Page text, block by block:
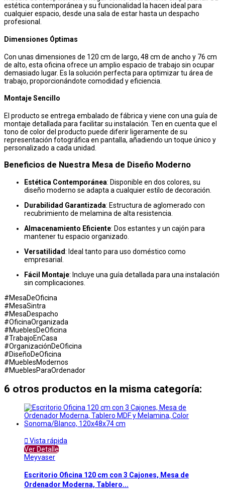
estética contemporánea y su funcionalidad la hacen ideal para
cualquier espacio, desde una sala de estar hasta un despacho
profesional.
Dimensiones Óptimas
Con unas dimensiones de 120 cm de largo, 48 cm de ancho y 76 cm
de alto, esta oficina ofrece un amplio espacio de trabajo sin ocupar
demasiado lugar. Es la solución perfecta para optimizar tu área de
trabajo, proporcionándote comodidad y eficiencia.
Montaje Sencillo
El producto se entrega embalado de fábrica y viene con una guía de
montaje detallada para facilitar su instalación. Ten en cuenta que el
tono de color del producto puede diferir ligeramente de su
representación fotográfica en pantalla, añadiendo un toque único y
personalizado a cada unidad.
Beneficios de Nuestra Mesa de Diseño Moderno
Estética Contemporánea: Disponible en dos colores, su
diseño moderno se adapta a cualquier estilo de decoración.
Durabilidad Garantizada: Estructura de aglomerado con
recubrimiento de melamina de alta resistencia.
Almacenamiento Eficiente: Dos estantes y un cajón para
mantener tu espacio organizado.
Versatilidad: Ideal tanto para uso doméstico como
empresarial.
Fácil Montaje: Incluye una guía detallada para una instalación
sin complicaciones.
#MesaDeOficina
#MesaSintra
#MesaDespacho
#OficinaOrganizada
#MueblesDeOficina
#TrabajoEnCasa
#OrganizaciónDeOficina
#DiseñoDeOficina
#MueblesModernos
#MueblesParaOrdenador
6 otros productos en la misma categoría:
 Vista rápida
Ver Detalle
Meyvaser
Escritorio Oficina 120 cm con 3 Cajones, Mesa de
Ordenador Moderna, Tablero...